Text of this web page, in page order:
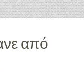
από